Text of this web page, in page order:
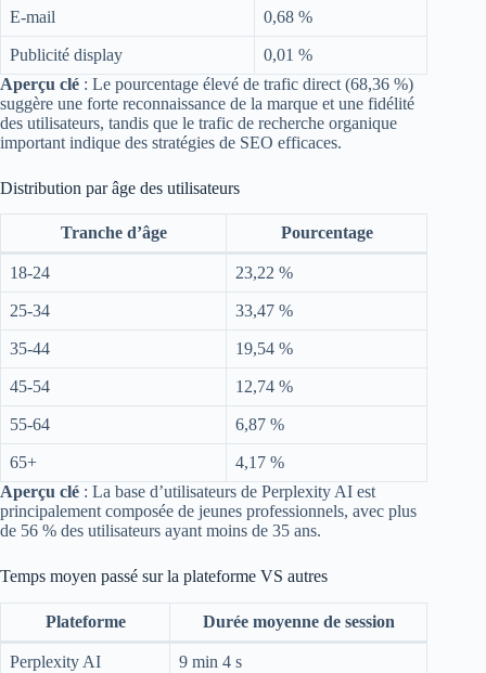
E-mail 0,68 %
Publicité display
0,01 %
Aperçu clé : Le pourcentage élevé de trafic direct (68,36 %)
suggère une forte reconnaissance de la marque et une fidélité
des utilisateurs, tandis que le trafic de recherche organique
important indique des stratégies de SEO efficaces.
Distribution par âge des utilisateurs
Tranche d’âge Pourcentage
18-24 23,22 %
25-34 33,47 %
35-44 19,54 %
45-54 12,74 %
55-64 6,87 %
65+
4,17 %
Aperçu clé : La base d’utilisateurs de Perplexity AI est
principalement composée de jeunes professionnels, avec plus
de 56 % des utilisateurs ayant moins de 35 ans.
Temps moyen passé sur la plateforme VS autres
Plateforme Durée moyenne de session
Perplexity AI 9 min 4 s